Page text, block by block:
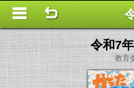
This is a
令和7
教育